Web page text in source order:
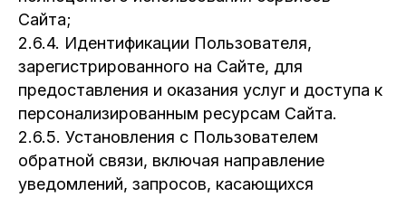
Сайта;
2.6.4. Идентификации Пользователя,
зарегистрированного на Сайте, для
предоставления и оказания услуг и доступа к
персонализированным ресурсам Сайта.
2.6.5. Установления с Пользователем
обратной связи, включая направление
уведомлений, запросов, касающихся